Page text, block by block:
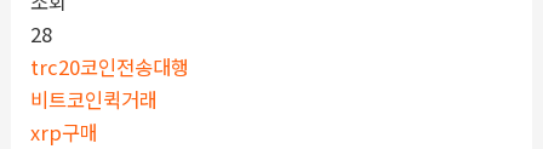
28
trc20코인전송대행
비트코인퀵거래
xrp구매